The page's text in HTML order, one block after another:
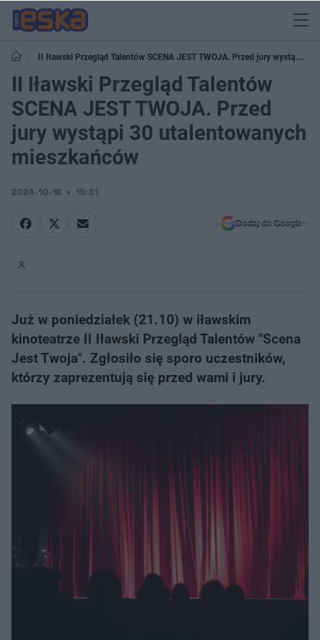
II Iławski Przegląd Talentów SCENA JEST TWOJA. Przed jury wystąpi 30
utalentowanych mieszkańców
II Iławski Przegląd Talentów
SCENA JEST TWOJA. Przed
jury wystąpi 30 utalentowanych
mieszkańców
2024-10-18 15:31
Dodaj do Google
Już w poniedziałek (21.10) w iławskim
kinoteatrze II Iławski Przegląd Talentów "Scena
Jest Twoja". Zgłosiło się sporo uczestników,
którzy zaprezentują się przed wami i jury.